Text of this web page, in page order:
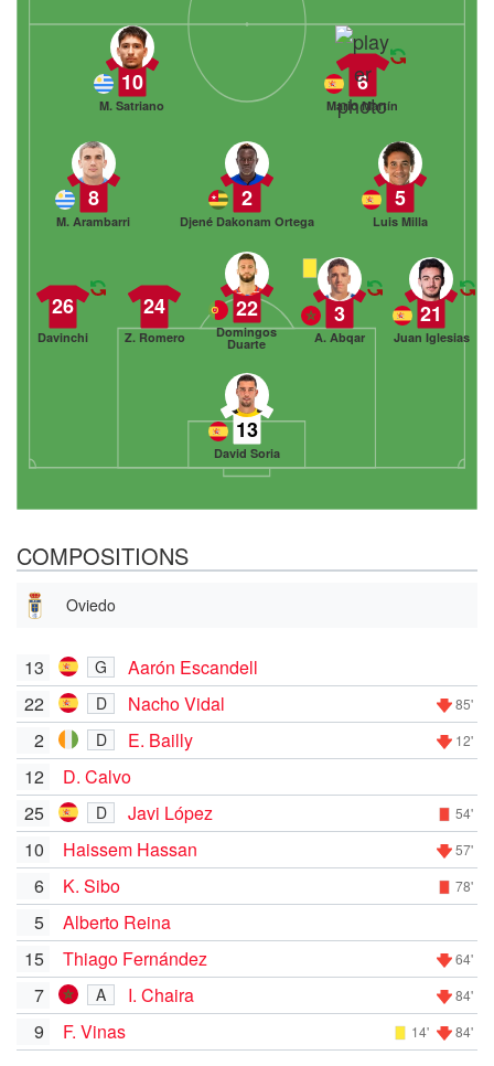
13
David Soria
26
Davinchi
24
Z. Romero
22
Domingos
Duarte
3
A. Abqar
21
Juan Iglesias
8
M. Arambarri
2
Djené Dakonam Ortega
5
Luis Milla
10
M. Satriano
6
Mario Martín
COMPOSITIONS
Oviedo
13 G
Aarón Escandell
22
D Nacho Vidal 85'
2 D E. Bailly 12'
12
D. Calvo
25
D Javi López 54'
10 Haissem Hassan 57'
6 K. Sibo 78'
5
Alberto Reina
15
Thiago Fernández 64'
7 A I. Chaira 84'
9 F. Vinas 14' 84'